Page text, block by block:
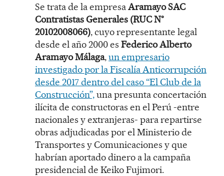
Se trata de la empresaAramayo SAC
Contratistas Generales (RUC N°
20102008066), cuyo representante legal
desde el año 2000 es Federico Alberto
Aramayo Málaga,un empresario
investigado por la Fiscalía Anticorrupción
desde 2017 dentro del caso “El Club de la
Construcción”,una presunta concertación
ilícita de constructoras en el Perú -entre
nacionales y extranjeras- para repartirse
obras adjudicadas por el Ministerio de
Transportes y Comunicaciones y que
habrían aportado dinero a la campaña
presidencial de Keiko Fujimori.